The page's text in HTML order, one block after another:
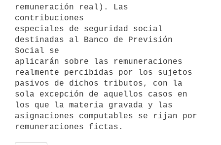
remuneración real). Las
contribuciones
especiales de seguridad social
destinadas al Banco de Previsión
Social se
aplicarán sobre las remuneraciones
realmente percibidas por los sujetos
pasivos de dichos tributos, con la
sola excepción de aquellos casos en
los que la materia gravada y las
asignaciones computables se rijan por